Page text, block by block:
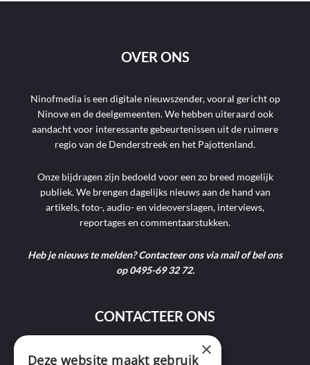
OVER ONS
Ninofmedia is een digitale nieuwszender, vooral gericht op
Ninove en de deelgemeenten. We hebben uiteraard ook
aandacht voor interessante gebeurtenissen uit de ruimere
regio van de Denderstreek en het Pajottenland.
Onze bijdragen zijn bedoeld voor een zo breed mogelijk
publiek. We brengen dagelijks nieuws aan de hand van
artikels, foto-, audio- en videoverslagen, interviews,
reportages en commentaarstukken.
Heb je nieuws te melden? Contacteer ons via mail of bel ons
op 0495-69 32 72.
CONTACTEER ONS
9400 Ninove ×
Deze website maakt gebruik